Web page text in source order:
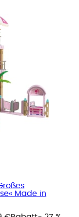
Made in